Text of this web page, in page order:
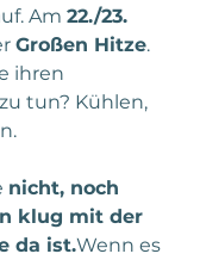
Am 22./23.
Großen Hitze.
ihren
tun? Kühlen,
nicht, noch
klug mit der
da ist.Wenn es